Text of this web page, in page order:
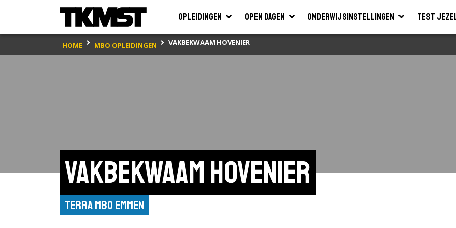
Opleidingen Open dagen Onderwijsinstellingen Test
HOME MBO OPLEIDINGEN VAKBEKWAAM HOVENIER
Vakbekwaam hovenier
Terra MBO Emmen